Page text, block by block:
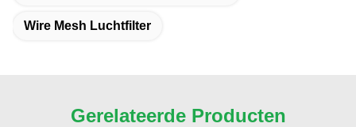
Wire Mesh Luchtfilter
Gerelateerde Producten